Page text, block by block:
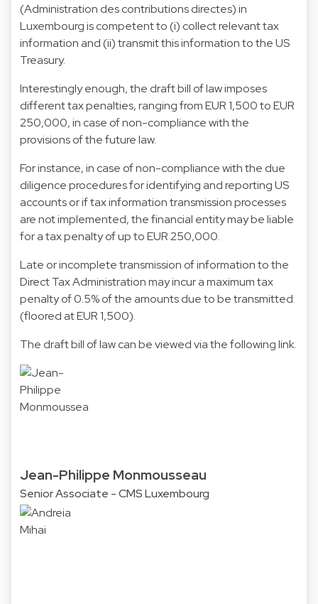
(Administration des contributions directes) in
Luxembourg is competent to (i) collect relevant tax
information and (ii) transmit this information to the US
Treasury.
Interestingly enough, the draft bill of law imposes
different tax penalties, ranging from EUR 1,500 to EUR
250,000, in case of non-compliance with the
provisions of the future law.
For instance, in case of non-compliance with the due
diligence procedures for identifying and reporting US
accounts or if tax information transmission processes
are not implemented, the financial entity may be liable
for a tax penalty of up to EUR 250,000.
Late or incomplete transmission of information to the
Direct Tax Administration may incur a maximum tax
penalty of 0.5% of the amounts due to be transmitted
(floored at EUR 1,500).
The draft bill of law can be viewed via the followinglink.
Jean-Philippe Monmousseau
Senior Associate - CMS Luxembourg